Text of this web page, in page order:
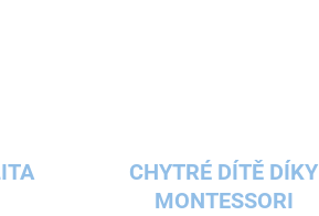
CHYTRÉ DÍTĚ DÍKY
MONTESSORI